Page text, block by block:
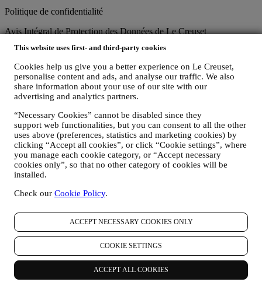
This website uses first- and third-party cookies
Cookies help us give you a better experience on Le Creuset,
personalise content and ads, and analyse our traffic. We also
share information about your use of our site with our
advertising and analytics partners.
“Necessary Cookies” cannot be disabled since they
support web functionalities, but you can consent to all the other
uses above (preferences, statistics and marketing cookies) by
clicking “Accept all cookies”, or click “Cookie settings”, where
you manage each cookie category, or “Accept necessary
cookies only”, so that no other category of cookies will be
installed.
Check our Cookie Policy.
ACCEPT NECESSARY COOKIES ONLY
COOKIE SETTINGS
ACCEPT ALL COOKIES
Politique de confidentialité
Avis Intégral de Protection des Données de Le Creuset
consommateurs. Si vous êtes un partenaire commercial, veuillez
consulter la politique de confidentialité B2B
Nous nous engageons à respecter votre vie privée et à protéger vos
données personnelles. Nous vous dirons toujours comment et
pourquoi nous utilisons vos données.
Vos données personnelles sont conservées en toute sécurité et en
toute confidentialité, conformément à la législation européenne sur la
protection des données. Nous savons que la sécurité est très
importante lorsqu’il s’agit d’effectuer des achats en ligne. Nous nous
appuyons donc sur les dernières technologies pour veiller à ce que
toutes vos données personnelles et les données de votre carte de
crédit soient entièrement protégées et demeurent confidentielles.
Nous utilisons les données pour faciliter et personnaliser vos achats
Nous analysons la manière dont les utilisateurs utilisent notre site
plus intéressantes.
Nous utilisons les données pour vous offrir une meilleure expérience
à l’heure de cuisiner avec Le Creuset et pour vous informer sur les
nouveautés et les offres
Si vous décidez de faire partie de la base de données de clients du
groupe et de recevoir les newsletters et les communications de Le